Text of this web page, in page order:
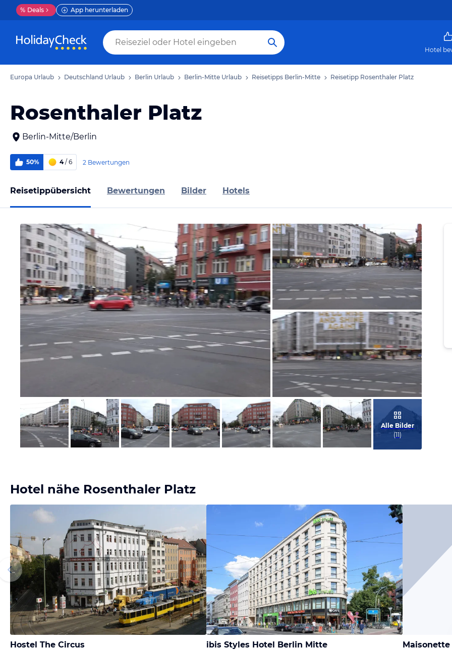
% Deals App herunterladen
Hotel
Europa Urlaub Deutschland Urlaub Berlin Urlaub Berlin-Mitte Urlaub Reisetipps Berlin-Mitte Reisetipp Rosenthaler Platz
Rosenthaler Platz
Berlin-Mitte/Berlin
50% 4/ 6 2 Bewertungen
Reisetippübersicht Bewertungen Bilder Hotels
Bild melden
von Klaus
Bild melden
von Klaus
Bild melden
von Klaus
Alle Bilder
(11)
Hotel nähe Rosenthaler Platz
Hostel The Circus ibis Styles Hotel Berlin Mitte